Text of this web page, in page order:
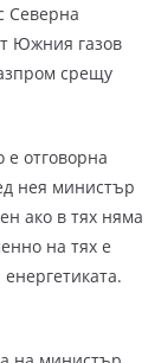
Северна
Южния газов
срещу
е отговорна
нея министър
ако в тях няма
на тях е